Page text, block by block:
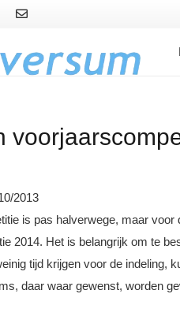
2013
is pas halverwege, maar
2014. Het is belangrijk om te
tijd krijgen voor de indeling,
daar waar gewenst, worden